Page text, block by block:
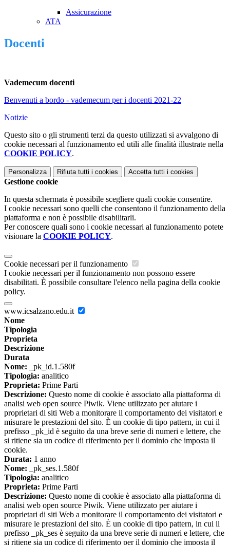
Assicurazione
ATA
Docenti
Vademecum docenti
Benvenuti a bordo - vademecum per i docenti 2021-22
Notizie
Questo sito o gli strumenti terzi da questo utilizzati si avvalgono di
cookie necessari al funzionamento ed utili alle finalità illustrate nella
COOKIE POLICY.
Personalizza Rifiuta tutti i cookies Accetta tutti i cookies
Gestione cookie
In questa schermata è possibile scegliere quali cookie consentire.
I cookie necessari sono quelli che consentono il funzionamento della
piattaforma e non è possibile disabilitarli.
Per conoscere quali sono i cookie necessari al funzionamento potete
visionare la COOKIE POLICY.
Cookie necessari per il funzionamento
I cookie necessari per il funzionamento non possono essere
disabilitati. È possibile consultare l'elenco nella pagina della cookie
policy.
www.icsalzano.edu.it
Nome
Tipologia
Proprieta
Descrizione
Durata
Nome: _pk_id.1.580f
Tipologia: analitico
Proprieta: Prime Parti
Descrizione: Questo nome di cookie è associato alla piattaforma di
analisi web open source Piwik. Viene utilizzato per aiutare i
proprietari di siti Web a monitorare il comportamento dei visitatori e
misurare le prestazioni del sito. È un cookie di tipo pattern, in cui il
prefisso _pk_id è seguito da una breve serie di numeri e lettere, che
si ritiene sia un codice di riferimento per il dominio che imposta il
cookie.
Durata: 1 anno
Nome: _pk_ses.1.580f
Tipologia: analitico
Proprieta: Prime Parti
Descrizione: Questo nome di cookie è associato alla piattaforma di
analisi web open source Piwik. Viene utilizzato per aiutare i
proprietari di siti Web a monitorare il comportamento dei visitatori e
misurare le prestazioni del sito. È un cookie di tipo pattern, in cui il
prefisso _pk_ses è seguito da una breve serie di numeri e lettere, che
si ritiene sia un codice di riferimento per il dominio che imposta il